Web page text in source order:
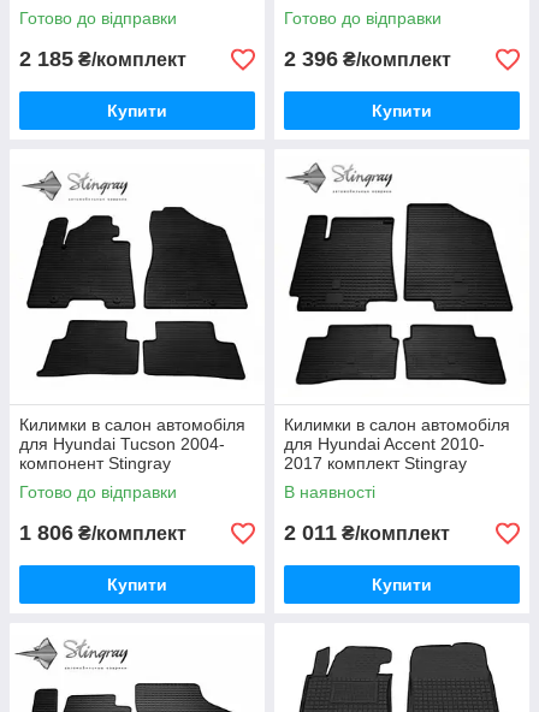
Готово до відправки
2 185 ₴/комплект
Купити
Готово до відправки
2 396 ₴/комплект
Купити
Килимки в салон автомобіля
для Hyundai Tucson 2004-
компонент Stingray
Готово до відправки
1 806 ₴/комплект
Купити
Килимки в салон автомобіля
для Hyundai Accent 2010-
2017 комплект Stingray
В наявності
2 011 ₴/комплект
Купити